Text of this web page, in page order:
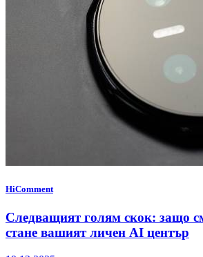
HiComment
Следващият голям скок: защо
стане вашият личен AI център